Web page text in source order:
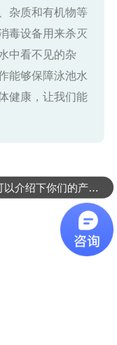
杂质和有机物等
毒设备用来杀灭
中看不见的杂
能够保障泳池水
健康，让我们能
可以介绍下你们的产品么